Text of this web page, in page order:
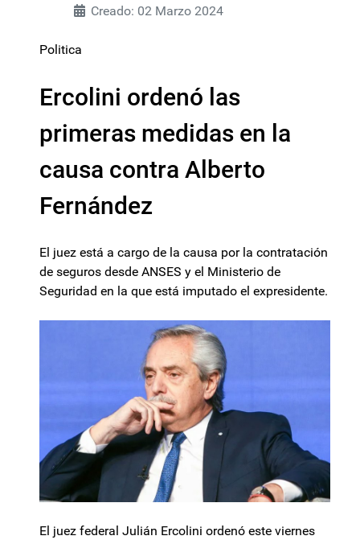
Creado: 02 Marzo 2024
Politica
Ercolini ordenó las
primeras medidas en la
causa contra Alberto
Fernández
El juez está a cargo de la causa por la contratación
de seguros desde ANSES y el Ministerio de
Seguridad en la que está imputado el expresidente.
El juez federal Julián Ercolini ordenó este viernes